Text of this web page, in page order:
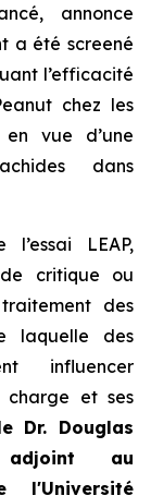
annonce
a été screené
l’efficacité
chez les
vue d’une
dans
LEAP,
critique ou
des
laquelle des
influencer
charge et ses
Dr. Douglas
adjoint au
l'Université